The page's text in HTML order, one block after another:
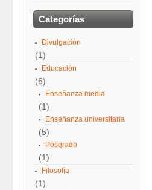
Categorías
Divulgación
(1)
Educación
(6)
Enseñanza media
(1)
Enseñanza universitaria
(5)
Posgrado
(1)
Filosofía
(1)